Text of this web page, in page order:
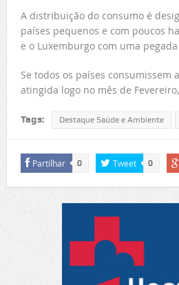
A distribuição do consumo é
países pequenos e com poucos
e o Luxemburgo com uma
Se todos os países consumissem
atingida logo no mês de
Tags: Destaque Saúde e Ambiente
Partilhar 0 Tweet 0